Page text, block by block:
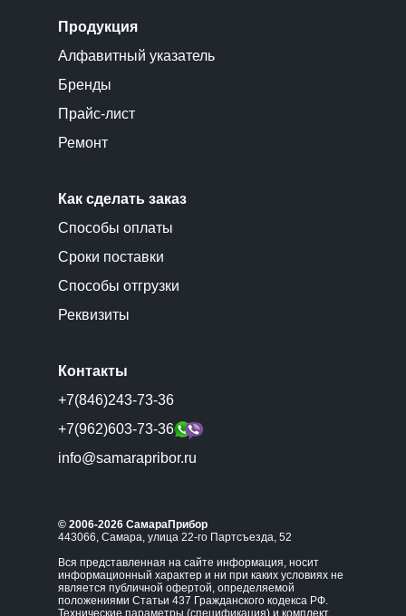
Продукция
Алфавитный указатель
Бренды
Прайс-лист
Ремонт
Как сделать заказ
Способы оплаты
Сроки поставки
Способы отгрузки
Реквизиты
Контакты
+7(846)243-73-36
+7(962)603-73-36
info@samarapribor.ru
© 2006-2026 СамараПрибор
443066, Самара, улица 22-го Партсъезда, 52
Вся представленная на сайте информация, носит
информационный характер и ни при каких условиях не
является публичной офертой, определяемой
положениями Статьи 437 Гражданского кодекса РФ.
Технические параметры (спецификация) и комплект